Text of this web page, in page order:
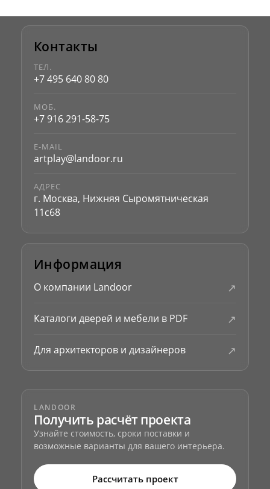
Контакты
ТЕЛ.
+7 495 640 80 80
МОБ.
+7 916 291-58-75
E-MAIL
artplay@landoor.ru
АДРЕС
г. Москва, Нижняя Сыромятническая
11с68
Информация
О компании Landoor ↗
Каталоги дверей и мебели в PDF ↗
Для архитекторов и дизайнеров ↗
LANDOOR
Получить расчёт проекта
Узнайте стоимость, сроки поставки и
возможные варианты для вашего интерьера.
Рассчитать проект